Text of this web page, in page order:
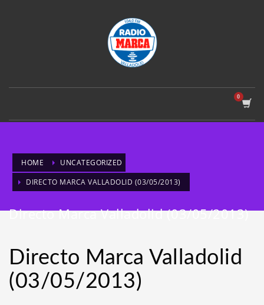
HOME
UNCATEGORIZED
DIRECTO MARCA VALLADOLID (03/05/2013)
Directo Marca Valladolid (03/05/2013)
Directo Marca Valladolid
(03/05/2013)